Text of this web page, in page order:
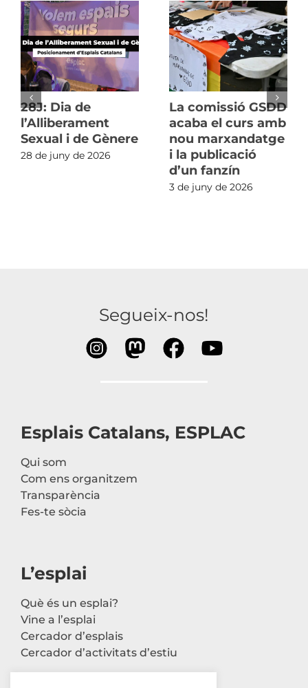
28J: Dia de
l’Alliberament
Sexual i de Gènere
28 de juny de 2026
La comissió GSDD
acaba el curs amb
nou marxandatge
i la publicació
d’un fanzín
3 de juny de 2026
Segueix-nos!
Esplais Catalans, ESPLAC
Qui som
Com ens organitzem
Transparència
Fes-te sòcia
L’esplai
Què és un esplai?
Vine a l’esplai
Cercador d’esplais
Cercador d’activitats d’estiu